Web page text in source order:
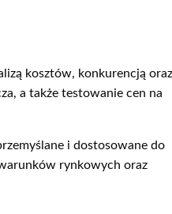
kosztów, konkurencją oraz
a także testowanie cen na
i dostosowane do
rynkowych oraz